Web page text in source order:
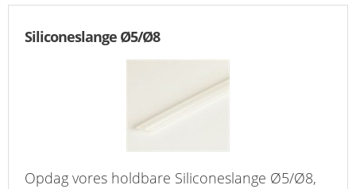
Siliconeslange Ø5/Ø8
Opdag vores holdbare Siliconeslange Ø5/Ø8,